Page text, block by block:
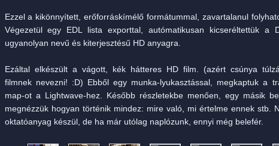
Ezzel a kikönnyített, erőforráskímélő formátummal, zavartalanul
Végezetül egy EDL lista exporttal, autómatikusan kicseréltettük a
ugyanolyan nevű és kiterjesztésű HD anyagra.
Ezáltal elkészült a vágott, kék hátteres HD film. (azért csúnya
filmnek nevezni! :D) Ebből egy munka-lyukasztással, megkaptuk a
map-ot a Lightwave-hez. Később részletekbe menően, egy másik
megnézzük hogyan történik mindez: mire való, mi értelme ennek stb.
oktatóanyag készül, de ha már utólag naplózunk, ennyi még belefér.